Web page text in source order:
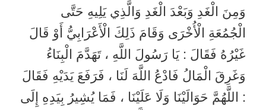
وَمِنَ الْغَدِ وَبَعْدَ الْغَدِ وَالَّذِي يَلِيهِ حَتَّى
الْجُمُعَةِ الْأُخْرَى وَقَامَ ذَلِكَ الْأَعْرَابِيُّ أَوْ قَالَ
غَيْرُهُ فَقَالَ : يَا رَسُولَ اللَّهِ ، تَهَدَّمَ الْبِنَاءُ
وَغَرِقَ الْمَالُ فَادْعُ اللَّهَ لَنَا ، فَرَفَعَ يَدَيْهِ فَقَالَ
: اللَّهُمَّ حَوَالَيْنَا وَلَا عَلَيْنَا ، فَمَا يُشِيرُ بِيَدِهِ إِلَى